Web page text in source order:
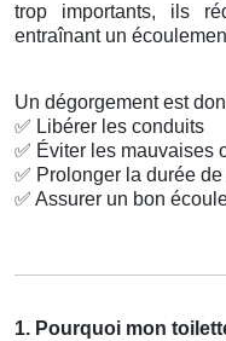
trop importants, ils
entraînant un
Un dégorgement est
✅ Libérer les conduits
✅ Éviter les mauvaises
✅ Prolonger la durée
✅ Assurer un bon
1. Pourquoi mon